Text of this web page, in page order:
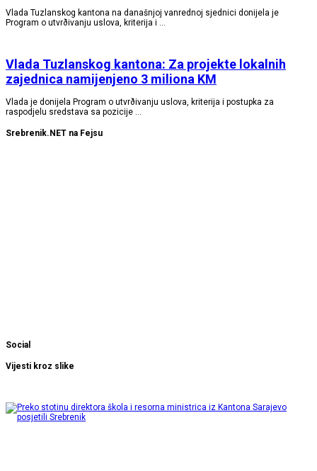
Vlada Tuzlanskog kantona na današnjoj vanrednoj sjednici donijela je
Program o utvrðivanju uslova, kriterija i …
Vlada Tuzlanskog kantona: Za projekte lokalnih
zajednica namijenjeno 3 miliona KM
Vlada je donijela Program o utvrðivanju uslova, kriterija i postupka za
raspodjelu sredstava sa pozicije …
Srebrenik.NET na Fejsu
Social
Vijesti kroz slike